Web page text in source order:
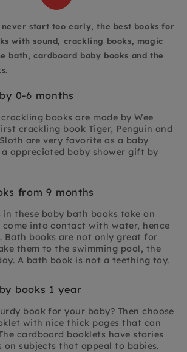
never start too early, the best books for
with sound, crackling books, magic
bath, cardboard baby books and the
0-6 months
books are made by Wee
crackling book Tiger, Penguin and
are very favorite as a baby
appreciated baby shower gift by
from 9 months
these baby bath books take on
into contact with water, hence
Bath books are not only great for
them to the swimming pool, the
A bath book is not a teething toy.
books 1 year
book for your baby? Then choose
with nice thick pages that can
cardboard booklets have stories
subjects that appeal to babies.